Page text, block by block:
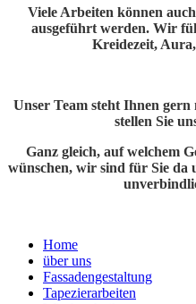
Viele Arbeiten können
ausgeführt werden. Wir
Kreidezeit,
Unser Team steht Ihnen
stellen Sie
Ganz gleich, auf welchem
wünschen, wir sind für Sie da
Home
über uns
Fassadengestaltung
Tapezierarbeiten